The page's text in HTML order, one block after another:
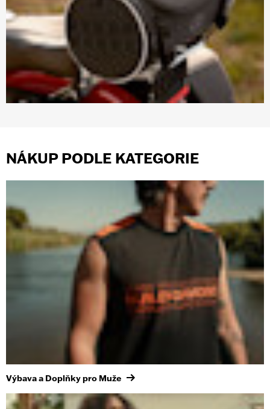
NÁKUP PODLE KATEGORIE
Výbava a Doplňky pro Muže